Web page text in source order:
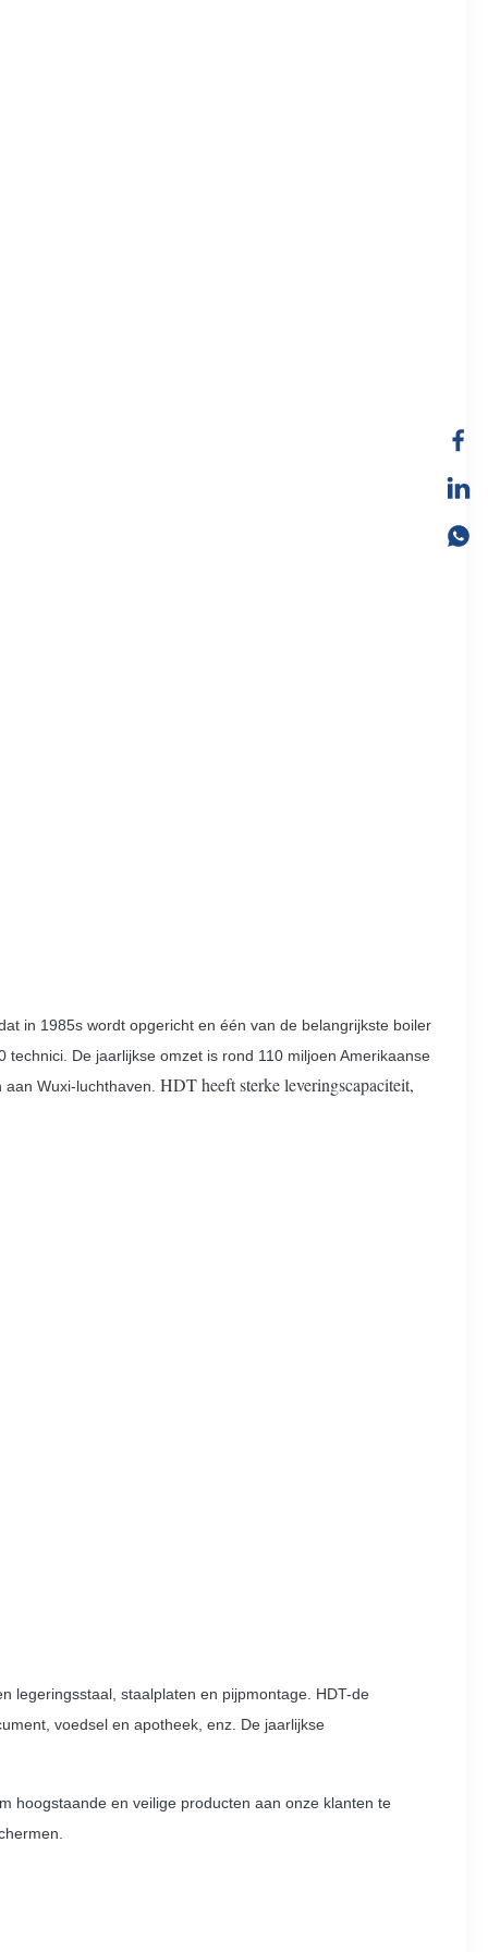
in 1985s wordt opgericht en één van de belangrijkste boiler
De jaarlijkse omzet is rond 110 miljoen Amerikaanse
Wuxi-luchthaven. HDT heeft sterke leveringscapaciteit,
legeringsstaal, staalplaten en pijpmontage. HDT-de
voedsel en apotheek, enz. De jaarlijkse
hoogstaande en veilige producten aan onze klanten te